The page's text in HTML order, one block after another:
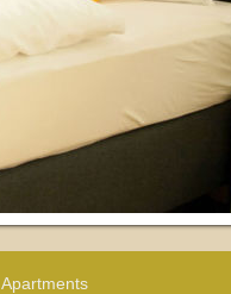
Apartments